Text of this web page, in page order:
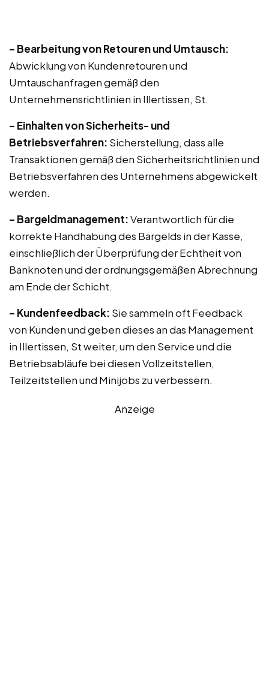
– Bearbeitung von Retouren und Umtausch:
Abwicklung von Kundenretouren und
Umtauschanfragen gemäß den
Unternehmensrichtlinien in Illertissen, St.
– Einhalten von Sicherheits- und
Betriebsverfahren: Sicherstellung, dass alle
Transaktionen gemäß den Sicherheitsrichtlinien und
Betriebsverfahren des Unternehmens abgewickelt
werden.
– Bargeldmanagement:Verantwortlich für die
korrekte Handhabung des Bargelds in der Kasse,
einschließlich der Überprüfung der Echtheit von
Banknoten und der ordnungsgemäßen Abrechnung
am Ende der Schicht.
– Kundenfeedback: Sie sammeln oft Feedback
von Kunden und geben dieses an das Management
in Illertissen, St weiter, um den Service und die
Betriebsabläufe bei diesen Vollzeitstellen,
Teilzeitstellen und Minijobs zu verbessern.
Anzeige